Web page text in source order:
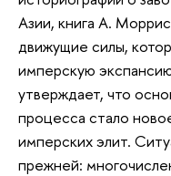
Азии, книга А.
движущие силы,
имперскую
утверждает, что
процесса стало
имперских элит.
прежней: